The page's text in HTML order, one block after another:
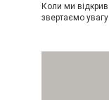
Коли ми
звертаємо увагу